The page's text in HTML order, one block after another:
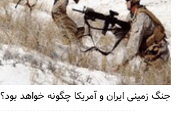
جنگ زمینی ایران و آمریکا چگونه خواهد بود؟